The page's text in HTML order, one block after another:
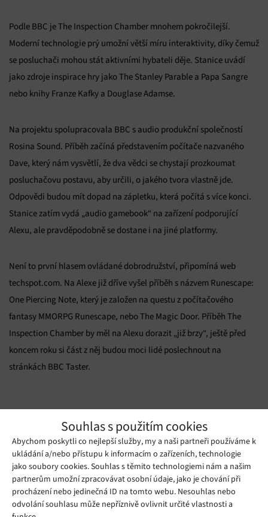
Souhlas s použitím cookies
Abychom poskytli co nejlepší služby, my a naši partneři používáme k
ukládání a/nebo přístupu k informacím o zařízeních, technologie
jako soubory cookies. Souhlas s těmito technologiemi nám a našim
partnerům umožní zpracovávat osobní údaje, jako je chování při
procházení nebo jedinečná ID na tomto webu. Nesouhlas nebo
odvolání souhlasu může nepříznivě ovlivnit určité vlastnosti a
Podle BBC je The Inspection Chamber mnohem pokročilejší.
Moderní technologie prý umožní větší míru interaktivity, díky čemuž
se posluchači mohou stát aktivními hybateli děje. Stanice uvádí
jako zdroje inspirace hry jako The Stanley Parable a Papa Sangre
nebo knihy Franze Kafky a Douglase Adamse.
Na projektu spolupracovala BBC s audio produkční společností
Rosina Sound. Příběh začíná představením počítače nazvaného
Dave, který nám vysvětlí, že dva vědci se chystají prozkoumat
posluchačovu postavu, aby určili, o jakého tvora vlastně jde.
Odpovědi budou mít dopad na zápletku, která počítá s více konci.
Stanice zatím vydá „audio gamebook“ na zařízení podporující
Alexu, ale pravděpodobně se dostane i na jiné platformy.
Není to první hlasem ovládané dobrodružství, připomíná web
techspot.com. Na Alexe již dříve vyšel příběh s názvem Runescape:
One Piercing Note, který je založen na questu z počítačového
fantasy MMORPG Runescape, nebo The Magic Door. Příběh The
Inspection Chamber by měl na Alexu dorazit „již brzy“, ještě před
koncem roku si část z něj budou moci lidé poslechnout na
stránkách BBC Taster.
Zdroj: techspot.com, bbc.co.uk
Mohlo by se vám líbit